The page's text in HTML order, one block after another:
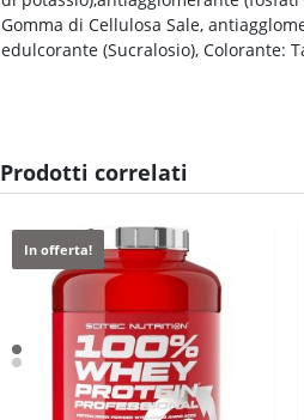
Gomma di Cellulosa Sale,
edulcorante (Sucralosio), Colorante:
Prodotti correlati
In offerta!